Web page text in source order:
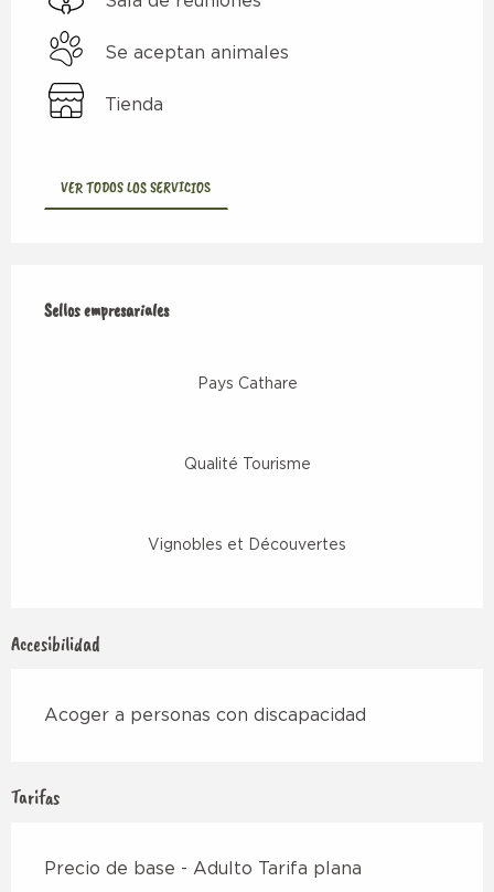
Se aceptan animales
Tienda
VER TODOS LOS SERVICIOS
Sellos empresariales
Sellos empresariales
Pays Cathare
Qualité Tourisme
Vignobles et Découvertes
Accesibilidad
Acoger a personas con discapacidad
Tarifas
Precio de base - Adulto Tarifa plana